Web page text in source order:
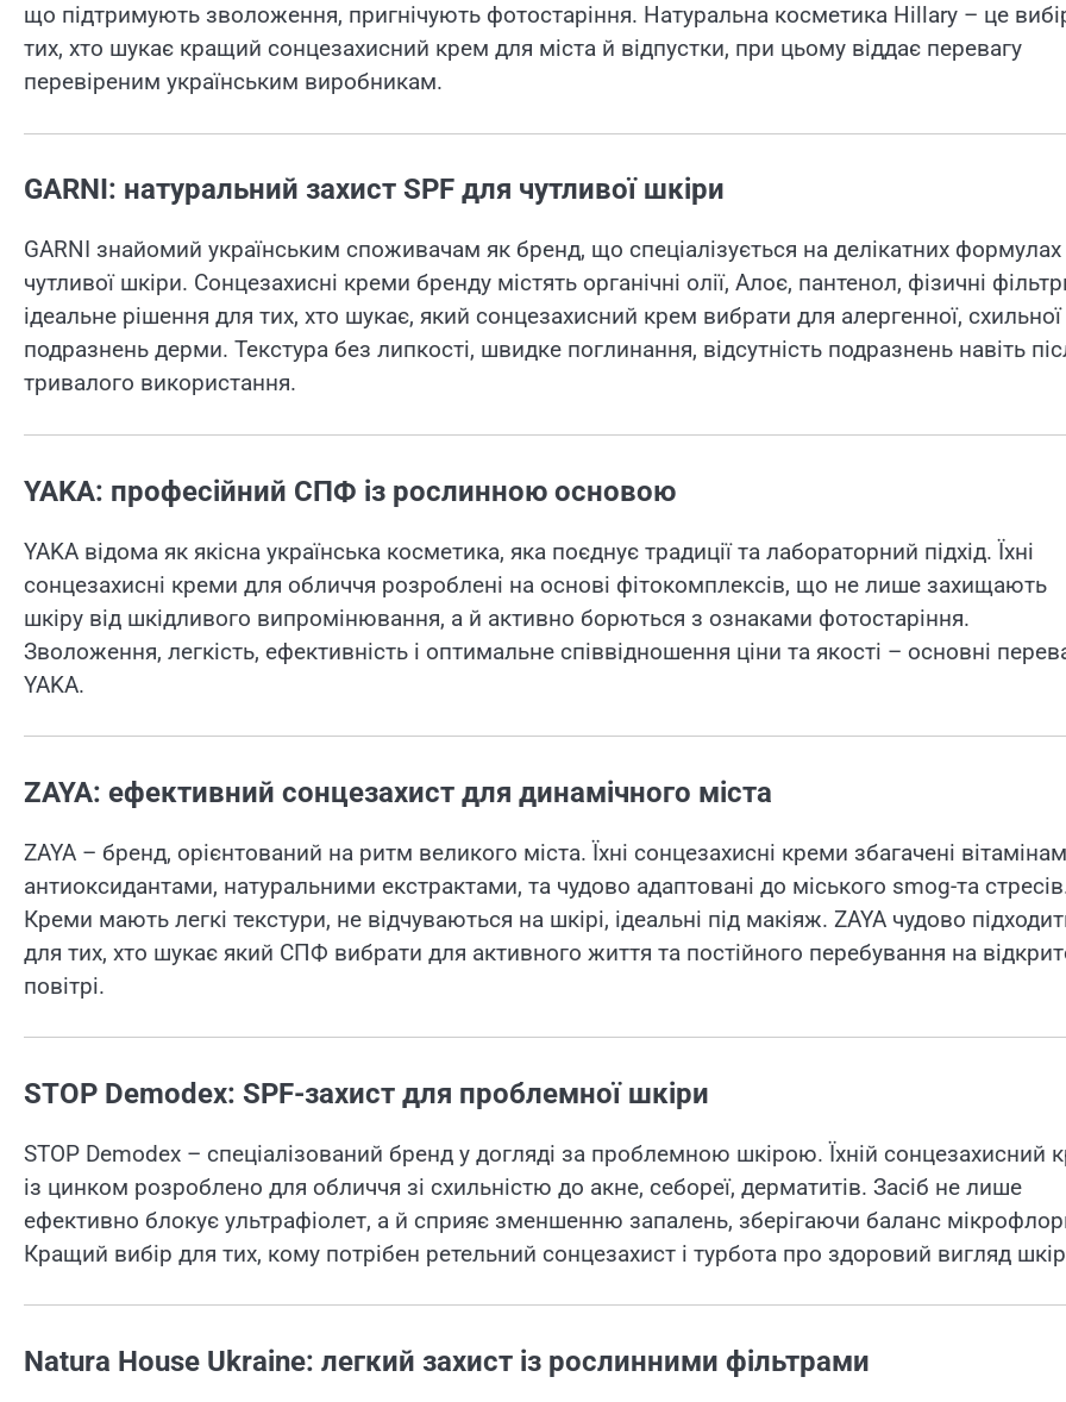
що підтримують зволоження, пригнічують фотостаріння. Натуральна косметика Hillary – це
тих, хто шукає кращий сонцезахисний крем для міста й відпустки, при цьому віддає перевагу
перевіреним українським виробникам.
GARNI: натуральний захист SPF для чутливої шкіри
GARNI знайомий українським споживачам як бренд, що спеціалізується на делікатних
чутливої шкіри. Сонцезахисні креми бренду містять органічні олії, Алоє, пантенол, фізичні
ідеальне рішення для тих, хто шукає, який сонцезахисний крем вибрати для алергенної,
подразнень дерми. Текстура без липкості, швидке поглинання, відсутність подразнень навіть
тривалого використання.
YAKA: професійний СПФ із рослинною основою
YAKA відома як якісна українська косметика, яка поєднує традиції та лабораторний підхід. Їхні
сонцезахисні креми для обличчя розроблені на основі фітокомплексів, що не лише захищають
шкіру від шкідливого випромінювання, а й активно борються з ознаками фотостаріння.
Зволоження, легкість, ефективність і оптимальне співвідношення ціни та якості – основні
YAKA.
ZAYA: ефективний сонцезахист для динамічного міста
ZAYA – бренд, орієнтований на ритм великого міста. Їхні сонцезахисні креми збагачені
антиоксидантами, натуральними екстрактами, та чудово адаптовані до міського smog-та
Креми мають легкі текстури, не відчуваються на шкірі, ідеальні під макіяж. ZAYA чудово
для тих, хто шукає який СПФ вибрати для активного життя та постійного перебування на
повітрі.
STOP Demodex: SPF-захист для проблемної шкіри
STOP Demodex – спеціалізований бренд у догляді за проблемною шкірою. Їхній сонцезахисний
із цинком розроблено для обличчя зі схильністю до акне, себореї, дерматитів. Засіб не лише
ефективно блокує ультрафіолет, а й сприяє зменшенню запалень, зберігаючи баланс
Кращий вибір для тих, кому потрібен ретельний сонцезахист і турбота про здоровий вигляд
Natura House Ukraine: легкий захист із рослинними фільтрами